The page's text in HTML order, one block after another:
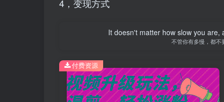
4，变现方式
It doesn't matter how slow you
不管你有多慢，都不
付费资源